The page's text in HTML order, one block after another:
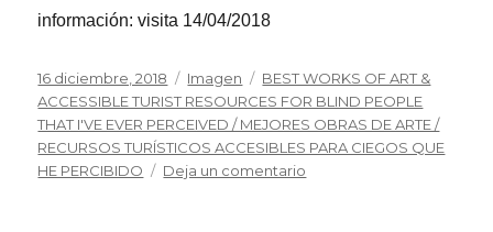
información: visita 14/04/2018
Publicado
el
16 diciembre, 2018 Formato
Imagen Categorías
BEST WORKS OF ART &
ACCESSIBLE TURIST RESOURCES FOR BLIND PEOPLE
THAT I'VE EVER PERCEIVED / MEJORES OBRAS DE ARTE /
RECURSOS TURÍSTICOS ACCESIBLES PARA CIEGOS QUE
HE PERCIBIDO
Deja un comentario